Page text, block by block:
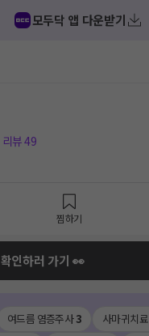
모두닥 앱 다운받기
리뷰49
찜하기
확인하러 가기 👀
여드름 염증주사3 사마귀치료